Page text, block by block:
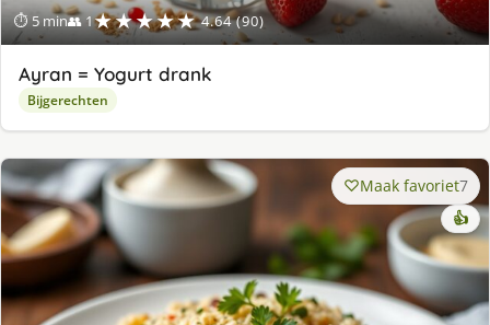
⏱ 5 min👥 1★★★★★ 4.64 (90)
Ayran = Yogurt drank
Bijgerechten
Maak favoriet7
👍